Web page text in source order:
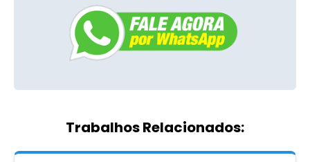
Trabalhos Relacionados: